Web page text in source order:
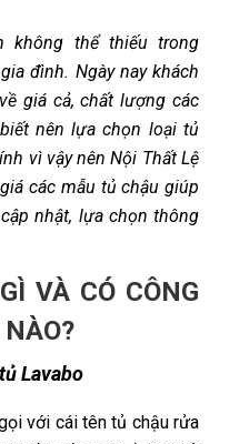
không thể thiếu trong
đình. Ngày nay khách
giá cả, chất lượng các
nên lựa chọn loại tủ
vì vậy nên Nội Thất Lệ
các mẫu tủ chậu giúp
nhật, lựa chọn thông
VÀ CÓ CÔNG
Lavabo
với cái tên tủ chậu rửa